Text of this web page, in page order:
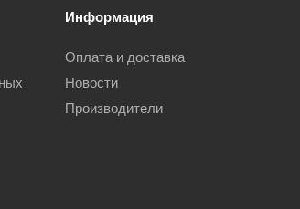
Информация
Оплата и доставка
Новости
Производители